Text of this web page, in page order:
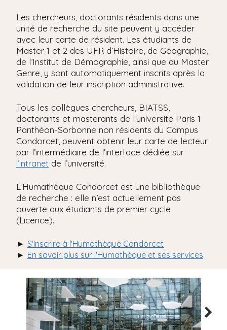
Les chercheurs, doctorants résidents dans une
unité de recherche du site peuvent y accéder
avec leur carte de résident. Les étudiants de
Master 1 et 2 des UFR d’Histoire, de Géographie,
de l’Institut de Démographie, ainsi que du Master
Genre, y sont automatiquement inscrits après la
validation de leur inscription administrative.
Tous les collègues chercheurs, BIATSS,
doctorants et masterants de l’université Paris 1
Panthéon-Sorbonne non résidents du Campus
Condorcet, peuvent obtenir leur carte de lecteur
par l’intermédiaire de l’interface dédiée sur
l’intranet de l’université.
L’Humathèque Condorcet est une bibliothèque
de recherche : elle n’est actuellement pas
ouverte aux étudiants de premier cycle
(Licence).
► S'inscrire à l'Humathèque Condorcet
► En savoir plus sur l'Humathèque et ses services